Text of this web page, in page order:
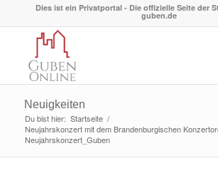
Dies ist ein Privatportal - Die offizielle Seite der
guben.de
Neuigkeiten
Du bist hier: Startseite /
Neujahrskonzert mit dem Brandenburgischen
Neujahrskonzert_Guben